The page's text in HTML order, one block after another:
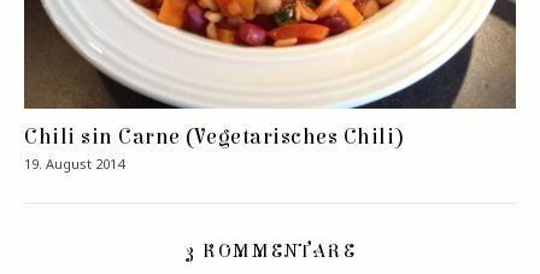
Chili sin Carne (Vegetarisches Chili)
19. August 2014
3 KOMMENTARE